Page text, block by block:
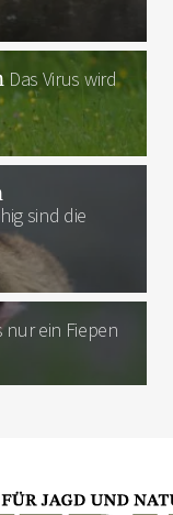
Das Virus wird
sind die
nur ein Fiepen